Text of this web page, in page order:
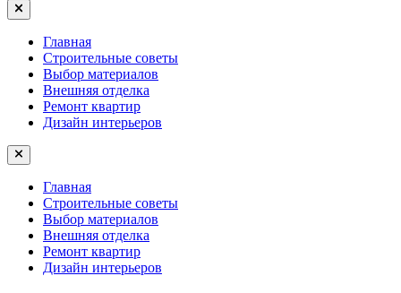
Close
Главная
Строительные советы
Выбор материалов
Внешняя отделка
Ремонт квартир
Дизайн интерьеров
Главная
Строительные советы
Выбор материалов
Внешняя отделка
Ремонт квартир
Дизайн интерьеров